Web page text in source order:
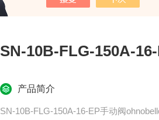
SN-10B-FLG-150A-
产品简介
SN-10B-FLG-150A-16-EP手动阀